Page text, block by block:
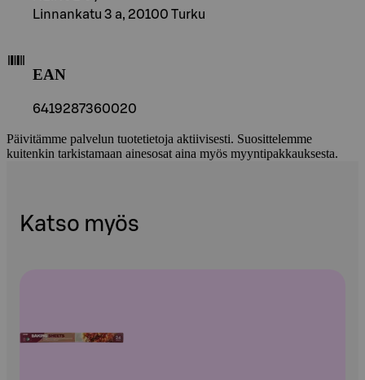
Linnankatu 3 a, 20100 Turku
EAN
6419287360020
Päivitämme palvelun tuotetietoja aktiivisesti. Suosittelemme
kuitenkin tarkistamaan ainesosat aina myös myyntipakkauksesta.
Katso myös